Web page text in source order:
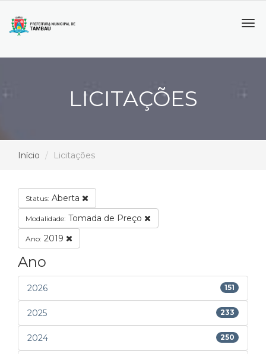
LICITAÇÕES
Início Licitações
Status: Aberta
Modalidade: Tomada de Preço
Ano: 2019
Ano
2026 151
2025 233
2024 250